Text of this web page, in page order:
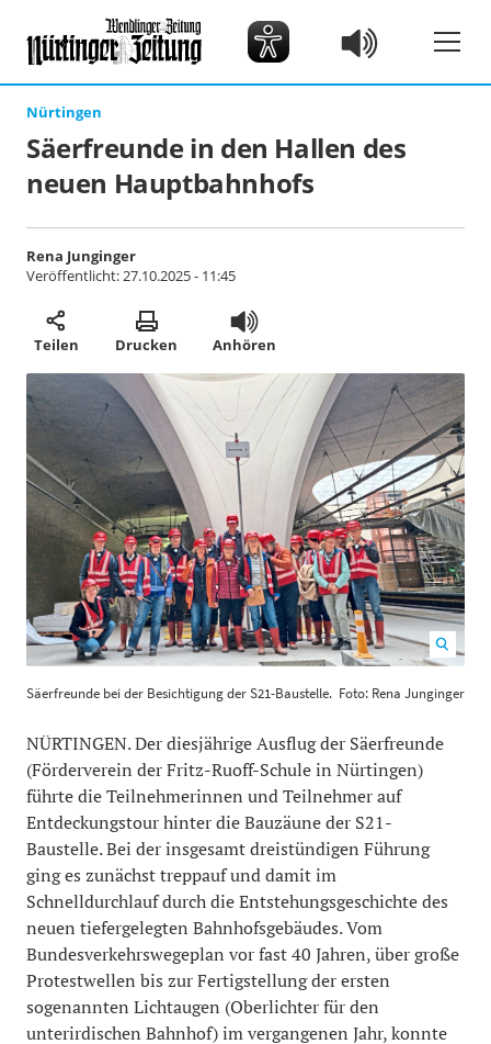
Nürtingen
Säerfreunde in den Hallen des
neuen Hauptbahnhofs
Rena Junginger
Veröffentlicht:27.10.2025 - 11:45
Teilen Drucken Anhören
Foto: Rena Junginger1200 800
Säerfreunde bei der Besichtigung der S21-Baustelle. Foto: Rena Junginger
NÜRTINGEN. Der diesjährige Ausflug der Säerfreunde
(Förderverein der Fritz-Ruoff-Schule in Nürtingen)
führte die Teilnehmerinnen und Teilnehmer auf
Entdeckungstour hinter die Bauzäune der S21-
Baustelle. Bei der insgesamt dreistündigen Führung
ging es zunächst treppauf und damit im
Schnelldurchlauf durch die Entstehungsgeschichte des
neuen tiefergelegten Bahnhofsgebäudes. Vom
Bundesverkehrswegeplan vor fast 40 Jahren, über große
Protestwellen bis zur Fertigstellung der ersten
sogenannten Lichtaugen (Oberlichter für den
unterirdischen Bahnhof) im vergangenen Jahr, konnte